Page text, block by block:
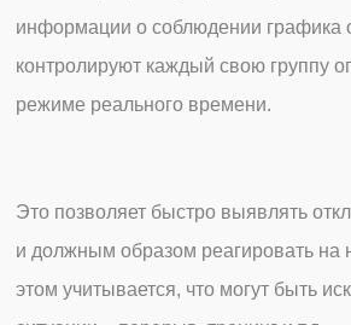
информации о соблюдении графика
контролируют каждый свою группу
режиме реального времени.
Это позволяет быстро выявлять
и должным образом реагировать на
этом учитывается, что могут быть